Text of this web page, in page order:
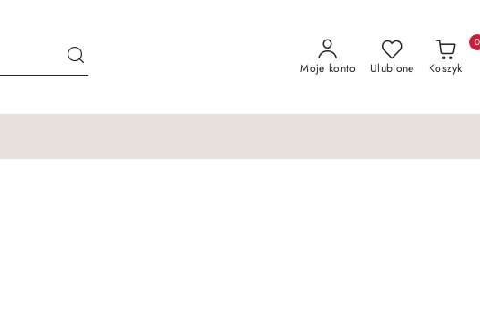
Moje konto Ulubione Koszyk
0